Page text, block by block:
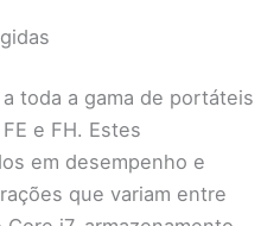
toda a gama de portáteis
e FH. Estes
em desempenho e
que variam entre